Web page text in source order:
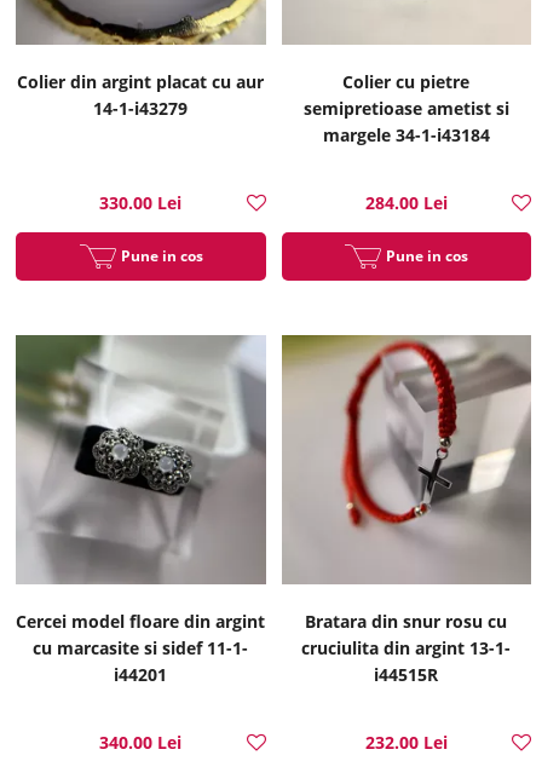
Colier din argint placat cu aur
14-1-i43279
330.00 Lei
Pune in cos
Colier cu pietre
semipretioase ametist si
margele 34-1-i43184
284.00 Lei
Pune in cos
Cercei model floare din argint
cu marcasite si sidef 11-1-
i44201
340.00 Lei
Bratara din snur rosu cu
cruciulita din argint 13-1-
i44515R
232.00 Lei